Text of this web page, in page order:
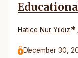
Hatice Nur Yıldız*
December 30,